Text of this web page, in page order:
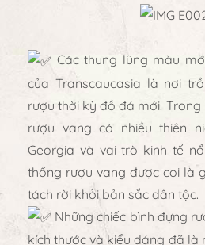
Các thung lũng màu
của Transcaucasia là nơi
rượu thời kỳ đồ đá mới.
rượu vang có nhiều thiên
Georgia và vai trò kinh tế
thống rượu vang được coi là
tách rời khỏi bản sắc dân tộc.
Những chiếc bình đựng
kích thước và kiểu dáng đã